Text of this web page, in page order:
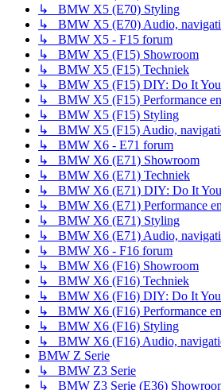
↳ BMW X5 (E70) Styling
↳ BMW X5 (E70) Audio,
↳ BMW X5 - F15 forum
↳ BMW X5 (F15) Showroom
↳ BMW X5 (F15) Techniek
↳ BMW X5 (F15) DIY: Do It
↳ BMW X5 (F15) Performance
↳ BMW X5 (F15) Styling
↳ BMW X5 (F15) Audio,
↳ BMW X6 - E71 forum
↳ BMW X6 (E71) Showroom
↳ BMW X6 (E71) Techniek
↳ BMW X6 (E71) DIY: Do It
↳ BMW X6 (E71) Performance
↳ BMW X6 (E71) Styling
↳ BMW X6 (E71) Audio,
↳ BMW X6 - F16 forum
↳ BMW X6 (F16) Showroom
↳ BMW X6 (F16) Techniek
↳ BMW X6 (F16) DIY: Do It
↳ BMW X6 (F16) Performance
↳ BMW X6 (F16) Styling
↳ BMW X6 (F16) Audio,
BMW Z Serie
↳ BMW Z3 Serie
↳ BMW Z3 Serie (E36)